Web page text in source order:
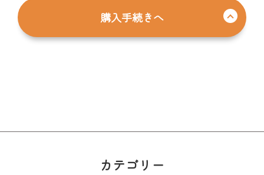
購入手続きへ
カテゴリー